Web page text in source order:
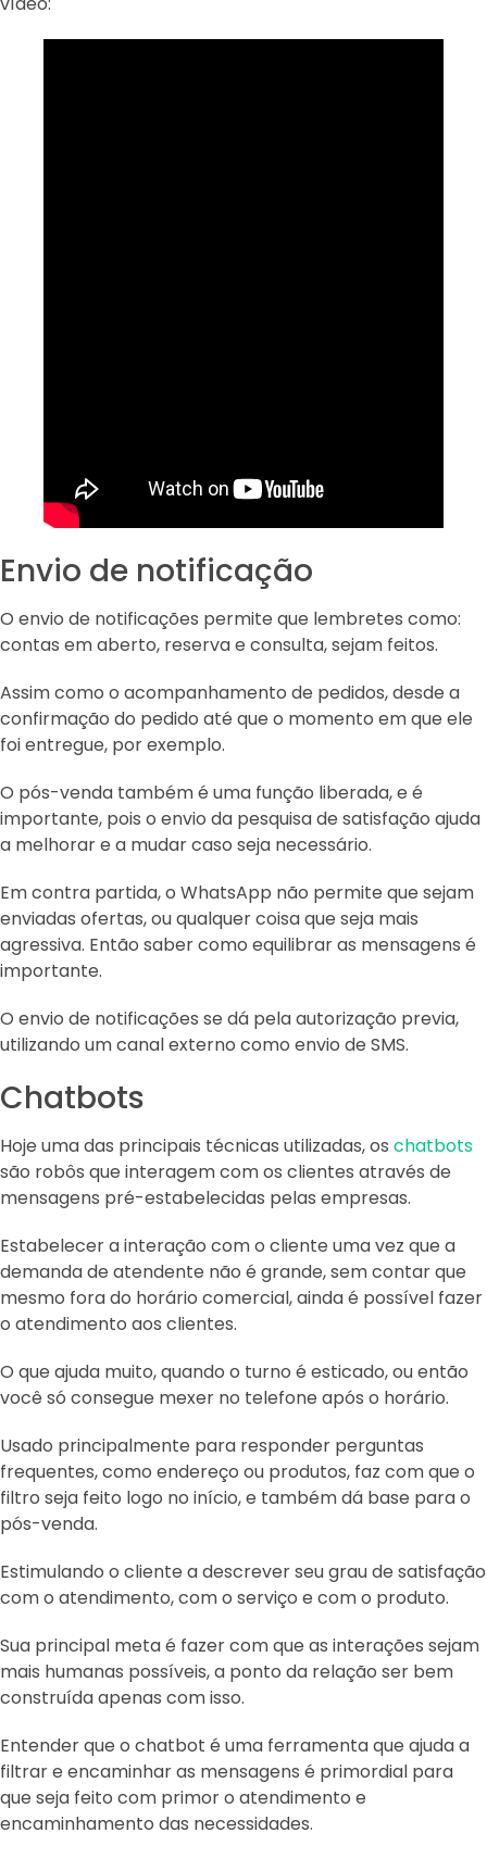
Envio de notificação
O envio de notificações permite que lembretes como:
contas em aberto, reserva e consulta, sejam feitos.
Assim como o acompanhamento de pedidos, desde a
confirmação do pedido até que o momento em que ele
foi entregue, por exemplo.
O pós-venda também é uma função liberada, e é
importante, pois o envio da pesquisa de satisfação ajuda
a melhorar e a mudar caso seja necessário.
Em contra partida, o WhatsApp não permite que sejam
enviadas ofertas, ou qualquer coisa que seja mais
agressiva. Então saber como equilibrar as mensagens é
importante.
O envio de notificações se dá pela autorização previa,
utilizando um canal externo como envio de SMS.
Chatbots
Hoje uma das principais técnicas utilizadas, os chatbots
são robôs que interagem com os clientes através de
mensagens pré-estabelecidas pelas empresas.
Estabelecer a interação com o cliente uma vez que a
demanda de atendente não é grande, sem contar que
mesmo fora do horário comercial, ainda é possível fazer
o atendimento aos clientes.
O que ajuda muito, quando o turno é esticado, ou então
você só consegue mexer no telefone após o horário.
Usado principalmente para responder perguntas
frequentes, como endereço ou produtos, faz com que o
filtro seja feito logo no início, e também dá base para o
pós-venda.
Estimulando o cliente a descrever seu grau de satisfação
com o atendimento, com o serviço e com o produto.
Sua principal meta é fazer com que as interações sejam
mais humanas possíveis, a ponto da relação ser bem
construída apenas com isso.
Entender que o chatbot é uma ferramenta que ajuda a
filtrar e encaminhar as mensagens é primordial para
que seja feito com primor o atendimento e
encaminhamento das necessidades.